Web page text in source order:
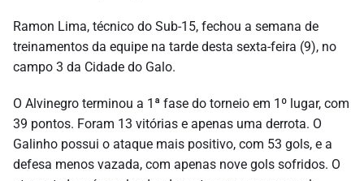
Ramon Lima, técnico do Sub-15, fechou a semana de
treinamentos da equipe na tarde desta sexta-feira (9), no
campo 3 da Cidade do Galo.
O Alvinegro terminou a 1ª fase do torneio em 1º lugar, com
39 pontos. Foram 13 vitórias e apenas uma derrota. O
Galinho possui o ataque mais positivo, com 53 gols, e a
defesa menos vazada, com apenas nove gols sofridos. O